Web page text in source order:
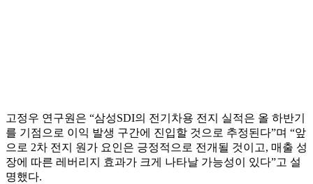
고정우 연구원은 “삼성SDI의 전기차용 전지 실적은 올 하반기
를 기점으로 이익 발생 구간에 진입할 것으로 추정된다”며 “앞
으로 2차 전지 원가 요인은 긍정적으로 전개될 것이고, 매출 성
장에 따른 레버리지 효과가 크게 나타날 가능성이 있다”고 설
명했다.